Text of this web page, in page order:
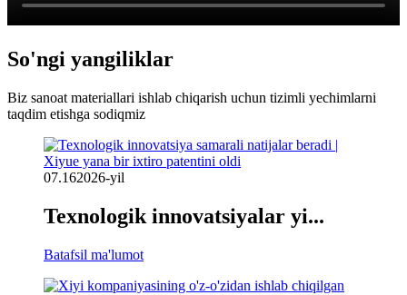
So'ngi yangiliklar
Biz sanoat materiallari ishlab chiqarish uchun tizimli yechimlarni
taqdim etishga sodiqmiz
07.162026-yil
Texnologik innovatsiyalar yi...
Batafsil ma'lumot